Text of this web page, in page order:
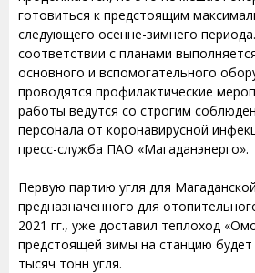
готовиться к предстоящим
следующего осенне-зимнего
соответствии с планами
основного и вспомогательного
проводятся профилактические
работы ведутся со строгим
персонала от коронавирусной
пресс-служба ПАО «Магаданэнерго».
Первую партию угля для
предназначенного для
2021 гг., уже доставил теплоход
предстоящей зимы на станцию будет
тысяч тонн угля.